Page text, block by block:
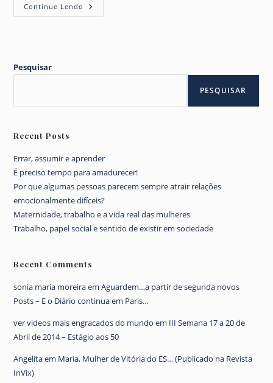
Continue Lendo Ciao
2018
Pesquisar
PESQUISAR
Recent Posts
Errar, assumir e aprender
É preciso tempo para amadurecer!
Por que algumas pessoas parecem sempre atrair relações
emocionalmente difíceis?
Maternidade, trabalho e a vida real das mulheres
Trabalho, papel social e sentido de existir em sociedade
Recent Comments
sonia maria moreiraemAguardem…a partir de segunda novos
Posts – E o Diário continua em Paris…
ver videos mais engracados do mundo em III Semana 17 a 20 de
Abril de 2014 – Estágio aos 50
Angelitaem Maria, Mulher de Vitória do ES… (Publicado na Revista
InVix)